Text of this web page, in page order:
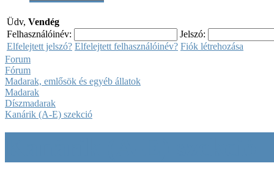
Üdv, Vendég
Felhasználóinév:
Jelszó:
Elfelejtett jelszó? Elfelejtett felhasználóinév? Fiók létrehozása
Forum
Fórum
Madarak, emlősök és egyéb állatok
Madarak
Díszmadarak
Kanárik (A-E) szekció